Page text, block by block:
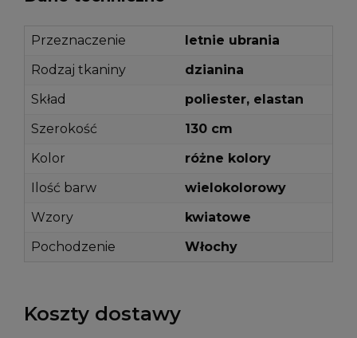
Przeznaczenie
letnie ubrania
Rodzaj tkaniny
dzianina
Skład
poliester, elastan
Szerokość
130 cm
Kolor
różne kolory
Ilość barw
wielokolorowy
Wzory
kwiatowe
Pochodzenie
Włochy
Koszty dostawy